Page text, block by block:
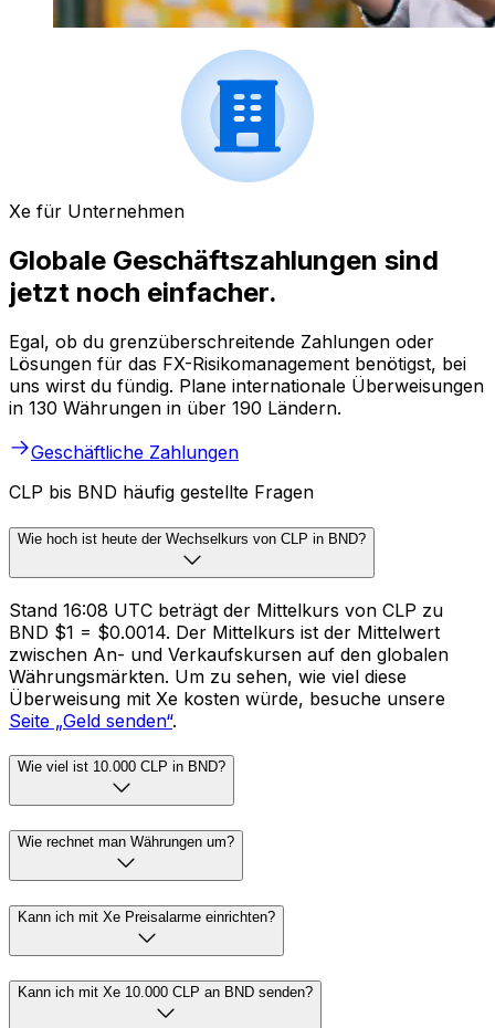
Xe für Unternehmen
Globale Geschäftszahlungen sind
jetzt noch einfacher.
Egal, ob du grenzüberschreitende Zahlungen oder
Lösungen für das FX-Risikomanagement benötigst, bei
uns wirst du fündig. Plane internationale Überweisungen
in 130 Währungen in über 190 Ländern.
Geschäftliche Zahlungen
CLP bis BND häufig gestellte Fragen
Wie hoch ist heute der Wechselkurs von CLP in BND?
Stand 16:08 UTC beträgt der Mittelkurs von CLP zu
BND $1 = $0.0014. Der Mittelkurs ist der Mittelwert
zwischen An- und Verkaufskursen auf den globalen
Währungsmärkten. Um zu sehen, wie viel diese
Überweisung mit Xe kosten würde, besuche unsere
Seite „Geld senden“.
Wie viel ist 10.000 CLP in BND?
Wie rechnet man Währungen um?
Kann ich mit Xe Preisalarme einrichten?
Kann ich mit Xe 10.000 CLP an BND senden?